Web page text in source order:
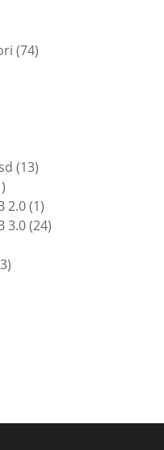
7474
1313
1
prodotto
2.0 11
prodotto
3.0 2424
33